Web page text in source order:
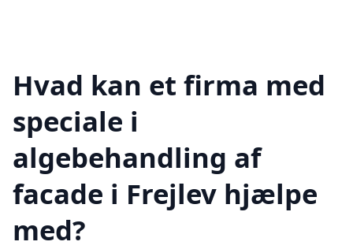
Hvad kan et firma med
speciale i
algebehandling af
facade i Frejlev hjælpe
med?